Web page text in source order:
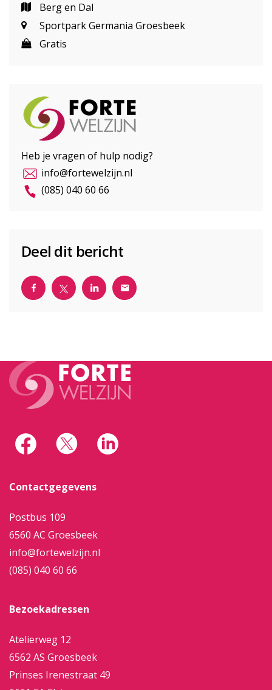
Berg en Dal
Sportpark Germania Groesbeek
Gratis
Heb je vragen of hulp nodig?
info@fortewelzijn.nl
(085) 040 60 66
Deel dit bericht
Contactgegevens
Postbus 109
6560 AC Groesbeek
info@fortewelzijn.nl
(085) 040 60 66
Bezoekadressen
Atelierweg 12
6562 AS Groesbeek
Prinses Irenestraat 49